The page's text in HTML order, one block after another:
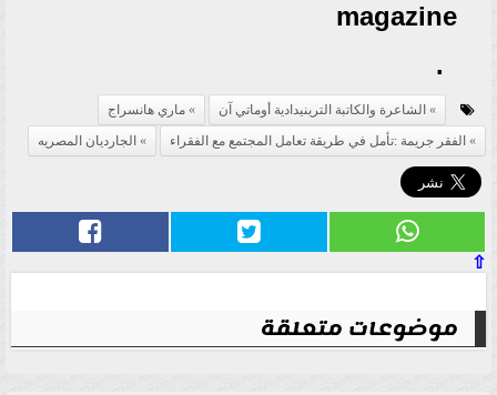
magazine
.
الشاعرة والكاتبة الترينيدادية أوماتي آن
ماري هانسراج
الفقر جريمة :تأمل في طريقة تعامل المجتمع مع الفقراء
الجارديان المصريه
⇧
موضوعات متعلقة